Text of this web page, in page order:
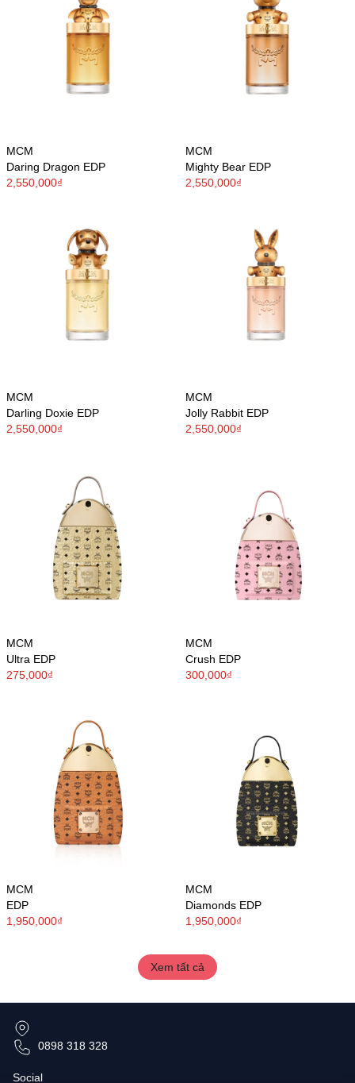
MCM
Daring Dragon EDP
2,550,000₫
MCM
Mighty Bear EDP
2,550,000₫
MCM
Darling Doxie EDP
2,550,000₫
MCM
Jolly Rabbit EDP
2,550,000₫
MCM
Ultra EDP
275,000₫
MCM
Crush EDP
300,000₫
MCM
EDP
1,950,000₫
MCM
Diamonds EDP
1,950,000₫
Xem tất cả
0898 318 328
Social